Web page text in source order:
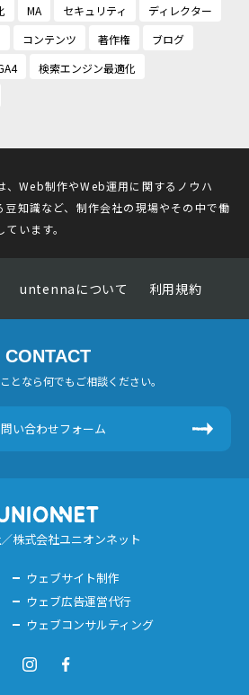
MA セキュリティ
ディレクター
コンテンツ 著作権
ブログ
検索エンジン最適化
Web制作やWeb運用に関するノウハ
豆知識など、制作会社の現場やその中で働
います。
untennaについて 利用規約
CONTACT
となら何でもご相談ください。
い合わせフォーム
株式会社ユニオンネット
ウェブサイト制作
ウェブ広告運営代行
ウェブコンサルティング